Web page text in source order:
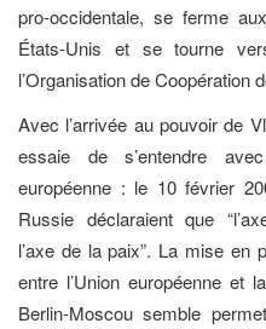
pro-occidentale, se ferme
États-Unis et se tourne
l’Organisation de Coopération
Avec l’arrivée au pouvoir de
essaie de s’entendre
européenne : le 10 février
Russie déclaraient que
l’axe de la paix”. La mise en
entre l’Union européenne et
Berlin-Moscou semble